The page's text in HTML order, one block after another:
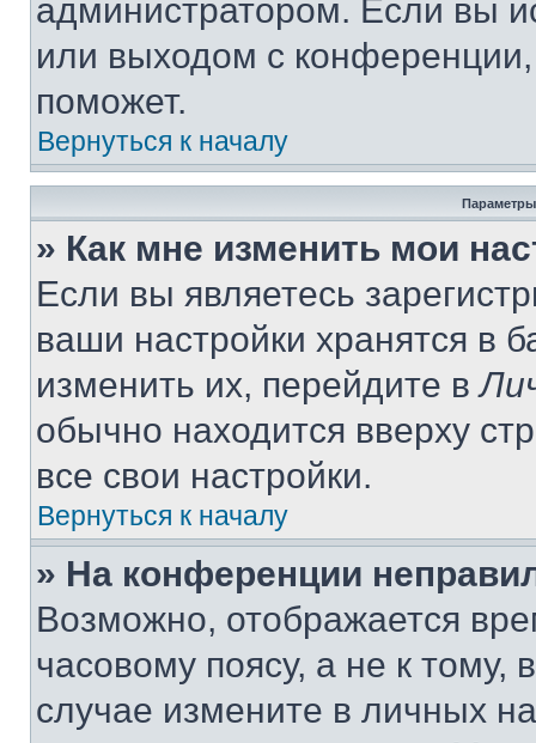
администратором. Если вы
или выходом с
поможет.
Вернуться к началу
Параметры
» Как мне изменить мои
Если вы являетесь
ваши настройки хранятся в
изменить их, перейдите в
обычно находится вверху
все свои настройки.
Вернуться к началу
» На конференции
Возможно, отображается
часовому поясу, а не к тому,
случае измените в личных